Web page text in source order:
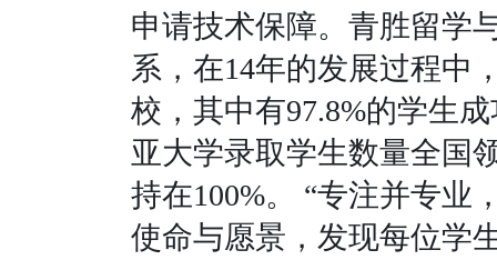
申请技术保障。青胜留学
系，在14年的发展过程中
校，其中有97.8%的学生
亚大学录取学生数量全国
持在100%。 “专注并专业
使命与愿景，发现每位学